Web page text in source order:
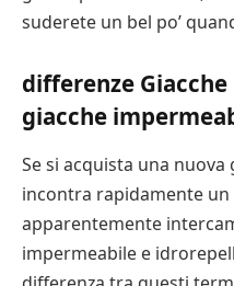
suderete un bel po’
differenze
giacche
Se si acquista una
incontra rapidamente
apparentemente
impermeabile e